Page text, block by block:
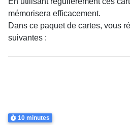
mémorisera efficacement.
Dans ce paquet de cartes, vous
suivantes :
Durée
10 minutes